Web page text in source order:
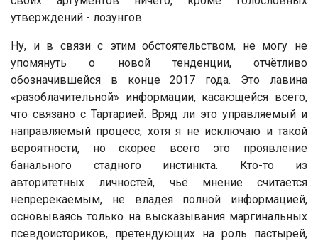
утверждений - лозунгов.
Ну, и в связи с этим обстоятельством, не могу не
упомянуть о новой тенденции, отчётливо
обозначившейся в конце 2017 года. Это лавина
«разоблачительной» информации, касающейся всего,
что связано с Тартарией. Вряд ли это управляемый и
направляемый процесс, хотя я не исключаю и такой
вероятности, но скорее всего это проявление
банального стадного инстинкта. Кто-то из
авторитетных личностей, чьё мнение считается
непререкаемым, не владея полной информацией,
основываясь только на высказывания маргинальных
псевдоисториков, претендующих на роль пастырей,